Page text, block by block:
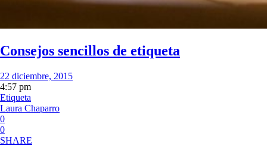
Consejos sencillos de etiqueta
22 diciembre, 2015
4:57 pm
Etiqueta
Laura Chaparro
0
0
SHARE